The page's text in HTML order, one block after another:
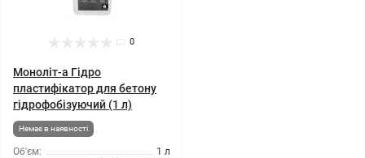
0
Моноліт-а Гідро
пластифікатор для бетону
гідрофобізуючий (1 л)
Немає в наявності
Об'єм:
1 л